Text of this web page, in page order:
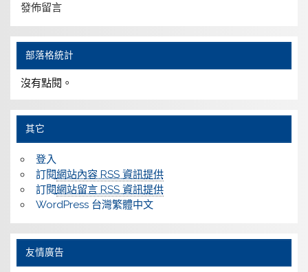
發佈留言
部落格統計
沒有點閱。
其它
登入
訂閱網站內容 RSS 資訊提供
訂閱網站留言 RSS 資訊提供
WordPress 台灣繁體中文
友情廣告